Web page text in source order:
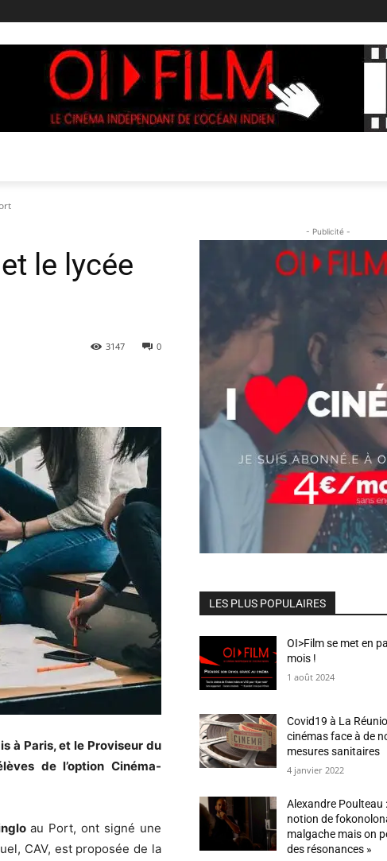
le lycée
0
3147
à Paris, et le Proviseur du
de l’option Cinéma-
au Port, ont signé une
CAV, est proposée de la
- Publicité -
LES PLUS POPULAIRES
OI>Film se met en
mois !
1 août 2024
Covid19 à La
cinémas face à de
mesures sanitaires
4 janvier 2022
Alexandre Poulteau
notion de
malgache mais on
des résonances »